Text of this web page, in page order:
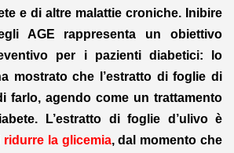
e di altre malattie croniche. Inibire
AGE rappresenta un obiettivo
per i pazienti diabetici: lo
mostrato che l’estratto di foglie di
farlo, agendo come un trattamento
L’estratto di foglie d’ulivo è
ridurre la glicemia, dal momento che